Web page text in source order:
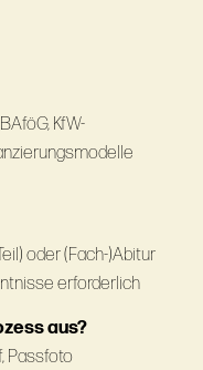
KfW-
oder (Fach-)Abitur
erforderlich
aus?
Passfoto